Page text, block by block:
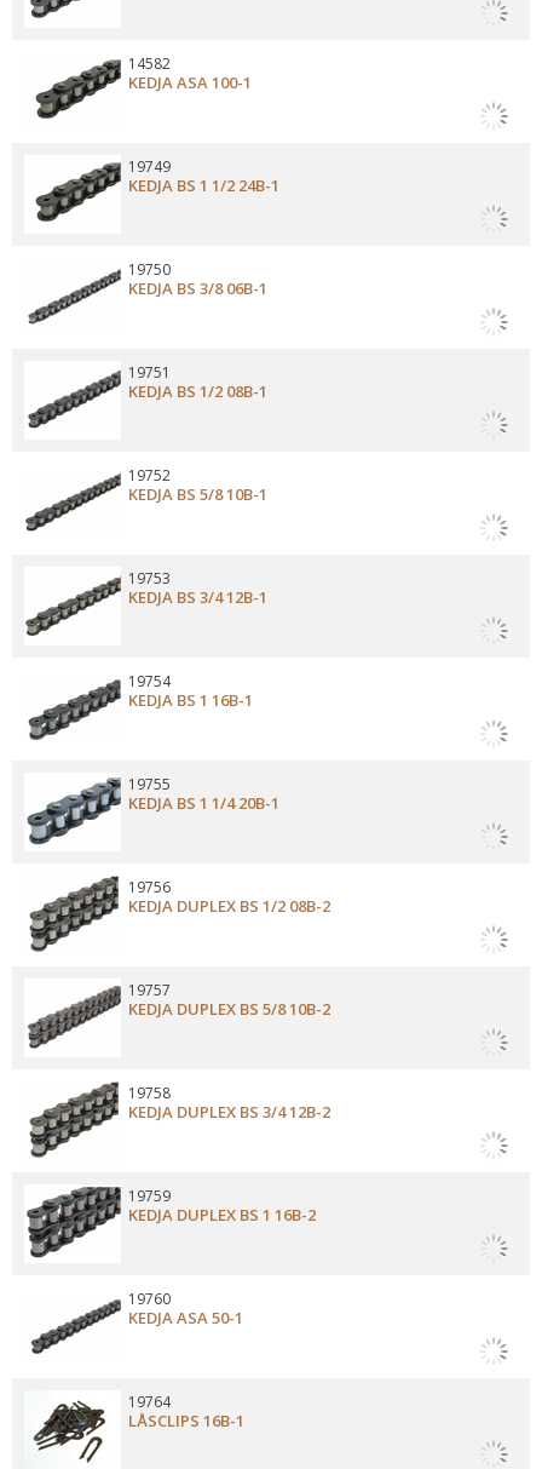
KEDJA ASA 100-1
14582
KEDJA BS 1 1/2 24B-1
19749
KEDJA BS 3/8 06B-1
19750
KEDJA BS 1/2 08B-1
19751
KEDJA BS 5/8 10B-1
19752
KEDJA BS 3/4 12B-1
19753
KEDJA BS 1 16B-1
19754
KEDJA BS 1 1/4 20B-1
19755
KEDJA DUPLEX BS 1/2 08B-2
19756
KEDJA DUPLEX BS 5/8 10B-2
19757
KEDJA DUPLEX BS 3/4 12B-2
19758
KEDJA DUPLEX BS 1 16B-2
19759
KEDJA ASA 50-1
19760
LÅSCLIPS 16B-1
19764